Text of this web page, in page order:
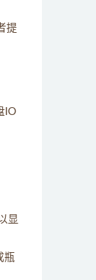
提
IO
显
瓶